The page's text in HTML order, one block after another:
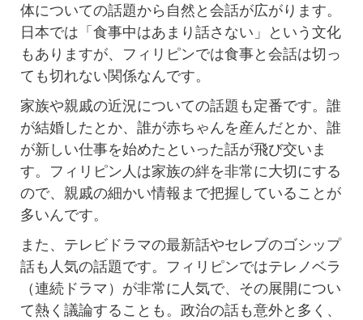
体についての話題から自然と会話が広がります。
日本では「食事中はあまり話さない」という文化
もありますが、フィリピンでは食事と会話は切っ
ても切れない関係なんです。
家族や親戚の近況についての話題も定番です。誰
が結婚したとか、誰が赤ちゃんを産んだとか、誰
が新しい仕事を始めたといった話が飛び交いま
す。フィリピン人は家族の絆を非常に大切にする
ので、親戚の細かい情報まで把握していることが
多いんです。
また、テレビドラマの最新話やセレブのゴシップ
話も人気の話題です。フィリピンではテレノベラ
（連続ドラマ）が非常に人気で、その展開につい
て熱く議論することも。政治の話も意外と多く、